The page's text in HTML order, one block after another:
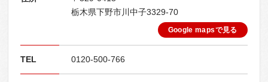
栃木県下野市川中子3329-70
Google mapsで見る
TEL 0120-500-766